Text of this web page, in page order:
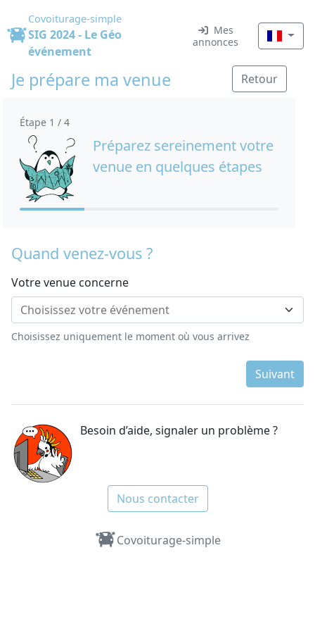
Covoiturage-simple
SIG 2024 - Le Géo
événement
Mes
annonces
Je prépare ma venue Retour
Étape 1 / 4
Préparez sereinement votre
venue en quelques étapes
Quand venez-vous ?
Votre venue concerne
Choisissez uniquement le moment où vous arrivez
Suivant
Besoin d’aide, signaler un problème ?
Nous contacter
Covoiturage-simple